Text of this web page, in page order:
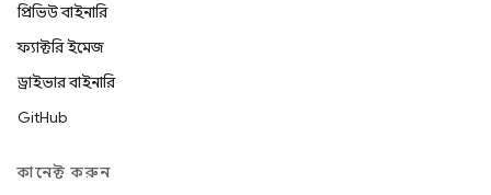
প্রিভিউ বাইনারি
ফ্যাক্টরি ইমেজ
ড্রাইভার বাইনারি
GitHub
কানেক্ট করুন